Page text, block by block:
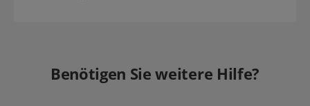
Benötigen Sie weitere Hilfe?